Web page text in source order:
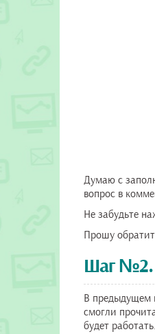
Думаю с
вопрос в
Не забудьте
Прошу
Шаг №2.
В предыдущем
смогли
будет работать.